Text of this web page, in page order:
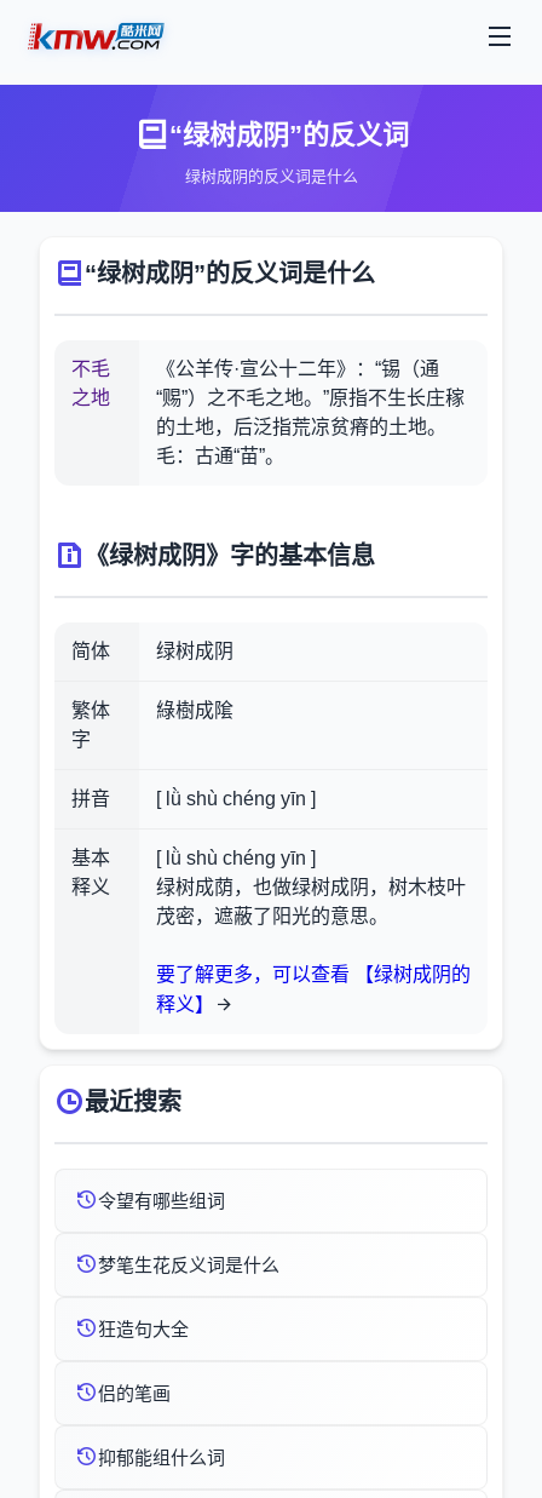
“绿树成阴”的反义词
绿树成阴的反义词是什么
“绿树成阴”的反义词是什么
不毛
之地
《公羊传·宣公十二年》：“锡（通
“赐”）之不毛之地。”原指不生长庄稼
的土地，后泛指荒凉贫瘠的土地。
毛：古通“苗”。
《绿树成阴》字的基本信息
简体 绿树成阴
繁体
字
綠樹成隂
拼音 [ lǜ shù chéng yīn ]
基本
释义
[ lǜ shù chéng yīn ]
绿树成荫，也做绿树成阴，树木枝叶
茂密，遮蔽了阳光的意思。
要了解更多，可以查看 【绿树成阴的
释义】
最近搜索
令望有哪些组词
梦笔生花反义词是什么
狂造句大全
侣的笔画
抑郁能组什么词